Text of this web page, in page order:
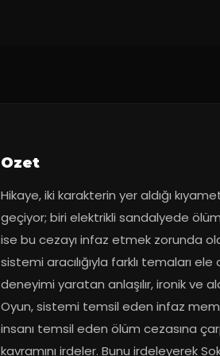
Ozet
Hikaye, iki karakterin yer aldığı
geçiyor; biri elektrikli sandalyede
ise bu cezayı infaz etmek zorunda
sistemi aracılığıyla farklı temaları
deneyimi yaratan anlaşılır, ironik ve
Oyun, sistemi temsil eden infaz
insanı temsil eden ölüm cezasına
kavramını irdeler. Bunu irdeleyerek